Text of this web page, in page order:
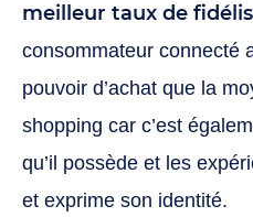
meilleur taux de
consommateur connecté
pouvoir d’achat que la
shopping car c’est
qu’il possède et les
et exprime son identité.